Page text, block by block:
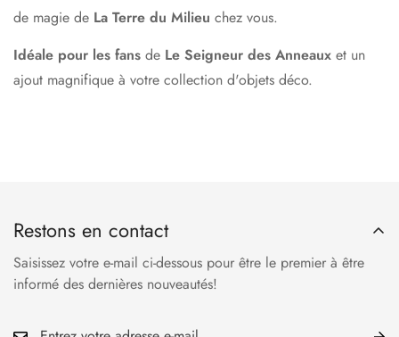
de magie de La Terre du Milieu chez vous.
Idéale pour les fans de Le Seigneur des Anneaux et un
ajout magnifique à votre collection d'objets déco.
Restons en contact
Saisissez votre e-mail ci-dessous pour être le premier à être
informé des dernières nouveautés!